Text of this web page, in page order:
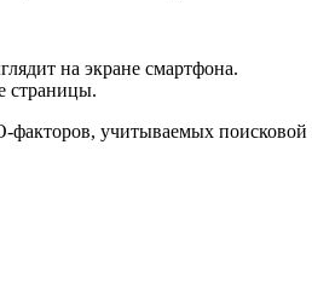
на экране смартфона.
страницы.
факторов, учитываемых